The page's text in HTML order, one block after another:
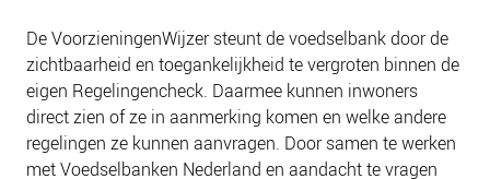
OVER NCFG
NIEUWS
BLOGS
De VoorzieningenWijzer steunt de voedselbank door de
zichtbaarheid en toegankelijkheid te vergroten binnen de
eigen Regelingencheck. Daarmee kunnen inwoners
direct zien of ze in aanmerking komen en welke andere
regelingen ze kunnen aanvragen. Door samen te werken
met Voedselbanken Nederland en aandacht te vragen